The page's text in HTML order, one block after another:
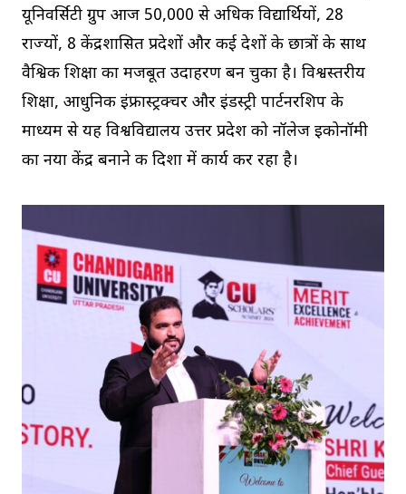
यूनिवर्सिटी ग्रुप आज 50,000 से अधिक विद्यार्थियों, 28
राज्यों, 8 केंद्रशासित प्रदेशों और कई देशों के छात्रों के साथ
वैश्विक शिक्षा का मजबूत उदाहरण बन चुका है। विश्वस्तरीय
शिक्षा, आधुनिक इंफ्रास्ट्रक्चर और इंडस्ट्री पार्टनरशिप के
माध्यम से यह विश्वविद्यालय उत्तर प्रदेश को नॉलेज इकोनॉमी
का नया केंद्र बनाने की दिशा में कार्य कर रहा है।